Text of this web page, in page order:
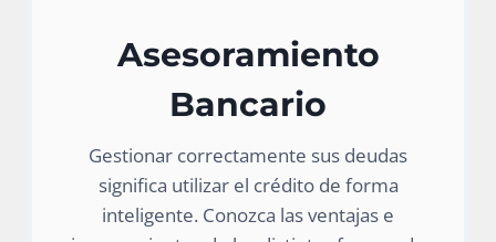
Asesoramiento
Bancario
Gestionar correctamente sus deudas
significa utilizar el crédito de forma
inteligente. Conozca las ventajas e